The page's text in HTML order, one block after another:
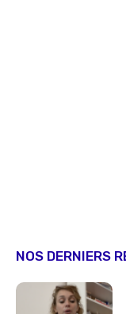
NOS DERNIERS